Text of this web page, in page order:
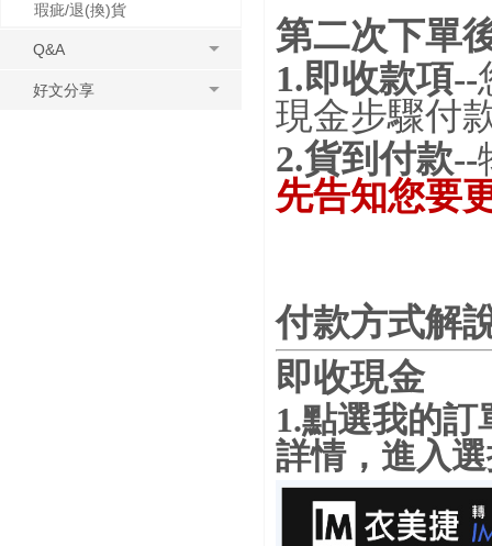
瑕疵/退(換)貨
Q&A
好文分享
第二次下單
1.即收款項--
現金步驟付
2.貨到付款--
先告知您要
付款方式解
即收現金
1.點選我的
詳情，進入